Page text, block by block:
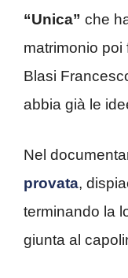
“Unica” che
matrimonio poi
Blasi
abbia già le
Nel
provata,
terminando la
giunta al